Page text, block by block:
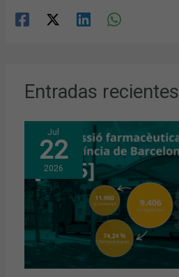
Entradas recientes
Jul
22
2026